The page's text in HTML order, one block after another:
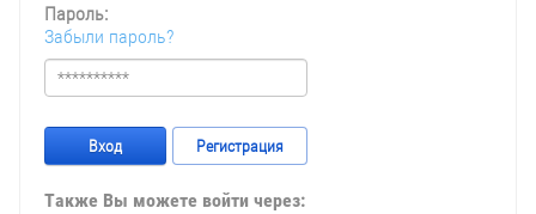
Пароль:
Забыли пароль?
Регистрация
Вход
Также Вы можете войти через: